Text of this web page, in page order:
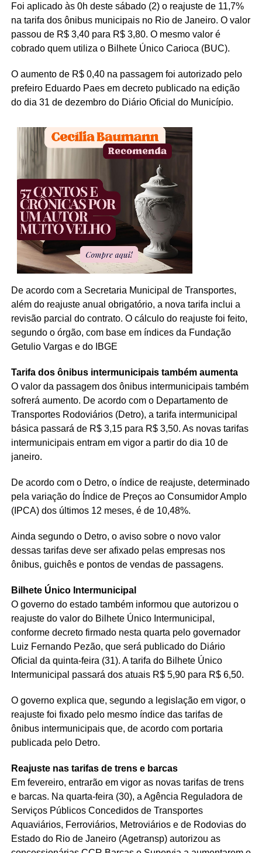
Foi aplicado às 0h deste sábado (2) o reajuste de 11,7%
na tarifa dos ônibus municipais no Rio de Janeiro. O valor
passou de R$ 3,40 para R$ 3,80. O mesmo valor é
cobrado quem utiliza o Bilhete Único Carioca (BUC).
O aumento de R$ 0,40 na passagem foi autorizado pelo
prefeiro Eduardo Paes em decreto publicado na edição
do dia 31 de dezembro do Diário Oficial do Município.
De acordo com a Secretaria Municipal de Transportes,
além do reajuste anual obrigatório, a nova tarifa inclui a
revisão parcial do contrato. O cálculo do reajuste foi feito,
segundo o órgão, com base em índices da Fundação
Getulio Vargas e do IBGE
Tarifa dos ônibus intermunicipais também aumenta
O valor da passagem dos ônibus intermunicipais também
sofrerá aumento. De acordo com o Departamento de
Transportes Rodoviários (Detro), a tarifa intermunicipal
básica passará de R$ 3,15 para R$ 3,50. As novas tarifas
intermunicipais entram em vigor a partir do dia 10 de
janeiro.
De acordo com o Detro, o índice de reajuste, determinado
pela variação do Índice de Preços ao Consumidor Amplo
(IPCA) dos últimos 12 meses, é de 10,48%.
Ainda segundo o Detro, o aviso sobre o novo valor
dessas tarifas deve ser afixado pelas empresas nos
ônibus, guichês e pontos de vendas de passagens.
Bilhete Único Intermunicipal
O governo do estado também informou que autorizou o
reajuste do valor do Bilhete Único Intermunicipal,
conforme decreto firmado nesta quarta pelo governador
Luiz Fernando Pezão, que será publicado do Diário
Oficial da quinta-feira (31). A tarifa do Bilhete Único
Intermunicipal passará dos atuais R$ 5,90 para R$ 6,50.
O governo explica que, segundo a legislação em vigor, o
reajuste foi fixado pelo mesmo índice das tarifas de
ônibus intermunicipais que, de acordo com portaria
publicada pelo Detro.
Reajuste nas tarifas de trens e barcas
Em fevereiro, entrarão em vigor as novas tarifas de trens
e barcas. Na quarta-feira (30), a Agência Reguladora de
Serviços Públicos Concedidos de Transportes
Aquaviários, Ferroviários, Metroviários e de Rodovias do
Estado do Rio de Janeiro (Agetransp) autorizou as